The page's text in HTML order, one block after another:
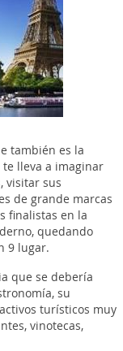
también es la
lleva a imaginar
visitar sus
de grande marcas
finalistas en la
quedando
9 lugar.
que se debería
su
turísticos muy
vinotecas,